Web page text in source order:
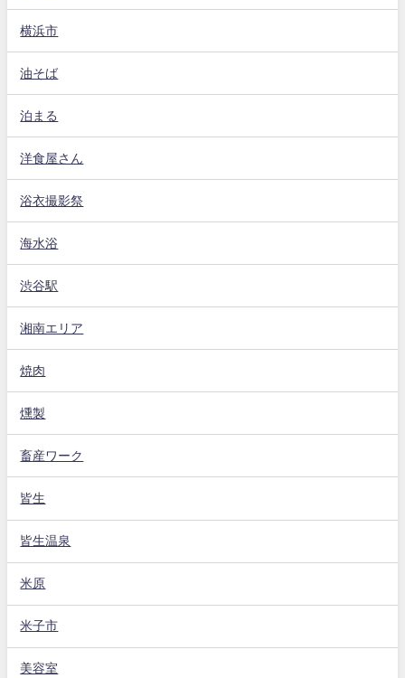
横浜市
油そば
泊まる
洋食屋さん
浴衣撮影祭
海水浴
渋谷駅
湘南エリア
焼肉
燻製
畜産ワーク
皆生
皆生温泉
米原
米子市
美容室